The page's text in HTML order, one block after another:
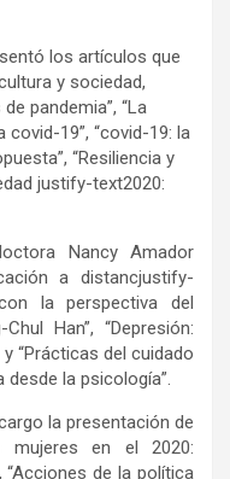
los artículos que
y sociedad,
pandemia”, “La
19”, “covid-19: la
“Resiliencia y
justify-text2020:
Nancy Amador
a distancjustify-
la perspectiva del
Han”, “Depresión:
y “Prácticas del cuidado
desde la psicología”.
la presentación de
mujeres en el 2020:
“Acciones de la política